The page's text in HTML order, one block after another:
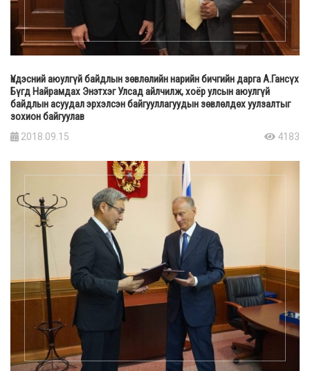
Үндэсний аюулгүй байдлын зөвлөлийн нарийн бичгийн дарга А.Гансүх
Бүгд Найрамдах Энэтхэг Улсад айлчилж, хоёр улсын аюулгүй
байдлын асуудал эрхэлсэн байгууллагуудын зөвлөлдөх уулзалтыг
зохион байгуулав
2018.09.15 4183